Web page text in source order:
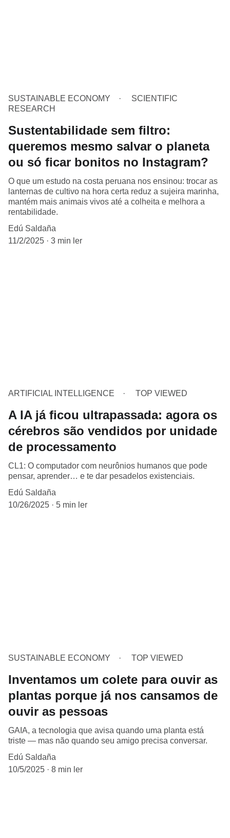
SUSTAINABLE ECONOMY
SCIENTIFIC
RESEARCH
Sustentabilidade sem filtro:
queremos mesmo salvar o planeta
ou só ficar bonitos no Instagram?
O que um estudo na costa peruana nos ensinou: trocar as
lanternas de cultivo na hora certa reduz a sujeira marinha,
mantém mais animais vivos até a colheita e melhora a
rentabilidade.
Edú Saldaña
11/2/2025
3 min ler
ARTIFICIAL INTELLIGENCE TOP VIEWED
A IA já ficou ultrapassada: agora os
cérebros são vendidos por unidade
de processamento
CL1: O computador com neurônios humanos que pode
pensar, aprender… e te dar pesadelos existenciais.
Edú Saldaña
10/26/2025
5 min ler
SUSTAINABLE ECONOMY TOP VIEWED
Inventamos um colete para ouvir as
plantas porque já nos cansamos de
ouvir as pessoas
GAIA, a tecnologia que avisa quando uma planta está
triste — mas não quando seu amigo precisa conversar.
Edú Saldaña
10/5/2025
8 min ler